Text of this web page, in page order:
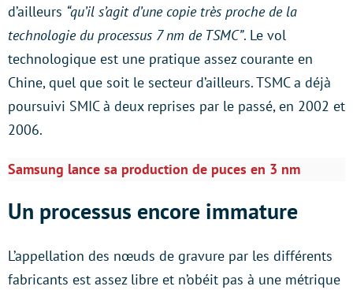
d’ailleurs “qu’il s’agit d’une copie très proche de la
technologie du processus 7 nm de TSMC”. Le vol
technologique est une pratique assez courante en
Chine, quel que soit le secteur d’ailleurs. TSMC a déjà
poursuivi SMIC à deux reprises par le passé, en 2002 et
2006.
Samsung lance sa production de puces en 3 nm
Un processus encore immature
L’appellation des nœuds de gravure par les différents
fabricants est assez libre et n’obéit pas à une métrique